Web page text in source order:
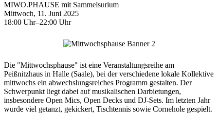
MIWO.PHAUSE mit Sammelsurium
Mittwoch, 11. Juni 2025
18:00 Uhr–22:00 Uhr
Die "Mittwochsphause" ist eine Veranstaltungsreihe am
Peißnitzhaus in Halle (Saale), bei der verschiedene lokale Kollektive
mittwochs ein abwechslungsreiches Programm gestalten. Der
Schwerpunkt liegt dabei auf musikalischen Darbietungen,
insbesondere Open Mics, Open Decks und DJ-Sets. Im letzten Jahr
wurde viel getanzt, gekickert, Tischtennis sowie Cornehole gespielt.